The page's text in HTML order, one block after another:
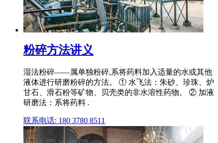
粉碎方法讲义
湿法粉碎——属单独粉碎,系将药料加入适量的水或其他
液体进行研磨粉碎的方法。 ① 水飞法：朱砂、珍珠、炉
甘石、滑石粉等矿物、贝壳类的非水溶性药物。 ② 加液
研磨法：系将药料 .
联系电话: 180 3780 8511